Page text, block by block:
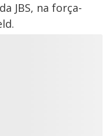
JBS, na força-